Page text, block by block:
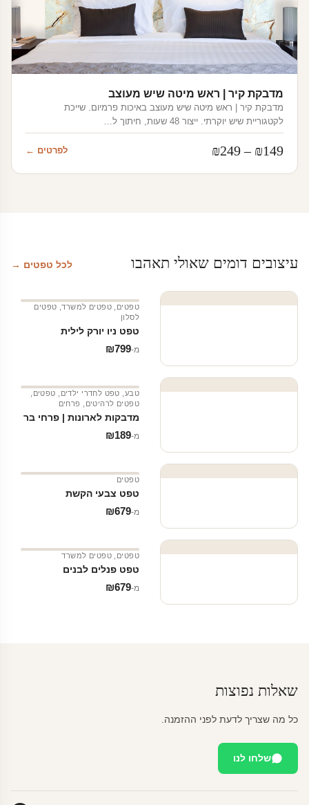
מדבקת קיר | ראש מיטה שיש מעוצב
מדבקת קיר | ראש מיטה שיש מעוצב באיכות פרמיום. שייכת
לקטגוריית שיש יוקרתי. ייצור 48 שעות, חיתוך ל…
₪149
–
₪249
מחירים:
לפרטים ←
עיצובים דומים שאולי תאהבו לכל טפטים →
טפטים טפטים למשרד, טפטים
לסלון
טפט ניו יורק לילית
מ‑ ₪799
טבע טפט לחדרי ילדים טפטים
טפטים לרהיטים
פרחים
מדבקות לארונות | פרחי בר
מ‑ ₪189
טפטים
טפט צבעי הקשת
מ‑ ₪679
טפטים טפטים למשרד
טפט פנלים לבנים
מ‑ ₪679
שאלות נפוצות
כל מה שצריך לדעת לפני ההזמנה.
שלחו לנו